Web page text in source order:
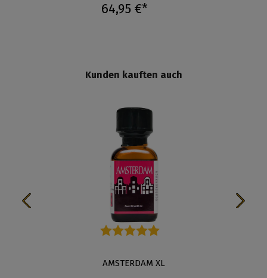
64,95 €*
Kunden kauften auch
AMSTERDAM XL